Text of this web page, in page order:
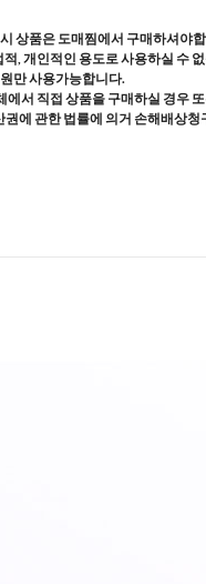
상품은 도매찜에서 구매하셔야
, 개인적인 용도로 사용하실 수
만 사용가능합니다.
서 직접 상품을 구매하실 경우
에 관한 법률에 의거 손해배상청